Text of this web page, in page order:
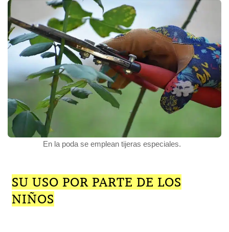
En la poda se emplean tijeras especiales.
SU USO POR PARTE DE LOS
NIÑOS